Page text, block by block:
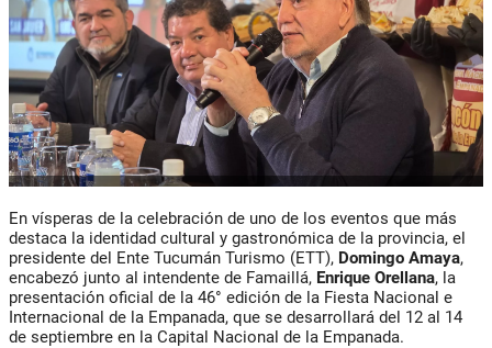
En vísperas de la celebración de uno de los eventos que más
destaca la identidad cultural y gastronómica de la provincia, el
presidente del Ente Tucumán Turismo (ETT), Domingo Amaya,
encabezó junto al intendente de Famaillá, Enrique Orellana, la
presentación oficial de la 46° edición de la Fiesta Nacional e
Internacional de la Empanada, que se desarrollará del 12 al 14
de septiembre en la Capital Nacional de la Empanada.